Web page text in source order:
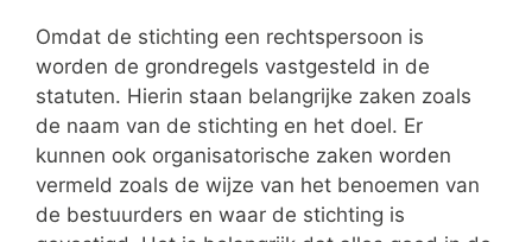
Omdat de stichting een rechtspersoon is
worden de grondregels vastgesteld in de
statuten. Hierin staan belangrijke zaken zoals
de naam van de stichting en het doel. Er
kunnen ook organisatorische zaken worden
vermeld zoals de wijze van het benoemen van
de bestuurders en waar de stichting is